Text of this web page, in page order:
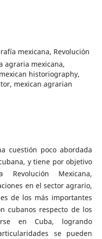
mexicana, Revolución
agraria mexicana,
historiography,
mexican agrarian
cuestión poco abordada
y tiene por objetivo
Mexicana,
en el sector agrario,
de los más importantes
cubanos respecto de los
en Cuba, logrando
se pueden